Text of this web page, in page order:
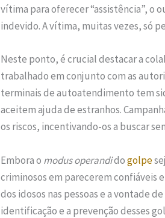
vítima para oferecer “assistência”, o
indevido. A vítima, muitas vezes, só
Neste ponto, é crucial destacar a
trabalhado em conjunto com as
terminais de autoatendimento tem
aceitem ajuda de estranhos.
os riscos, incentivando-os a buscar
Embora o modus operandidogolpe
criminosos em parecerem confiáveis
dos idosos nas pessoas e a vontade
identificação e a prevenção desses